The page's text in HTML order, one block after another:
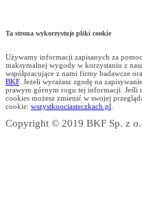
Ta strona wykorzystuje pliki cookie
Używamy informacji zapisanych za
maksymalnej wygody w korzystaniu z
współpracujące z nami firmy badawcze
BKF. Jeżeli wyrażasz zgodę na
prawym górnym rogu tej informacji. Jeśli
cookies możesz zmienić w swojej
cookie: wszystkoociasteczkach.pl.
Copyright © 2019 BKF Sp. z